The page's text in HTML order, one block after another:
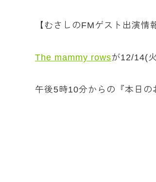
【むさしのFMゲスト出演情
The mammy rowsが12/14(
午後5時10分からの『本日